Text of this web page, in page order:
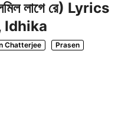
লাগে রে) Lyrics
Idhika
Chatterjee
Prasen